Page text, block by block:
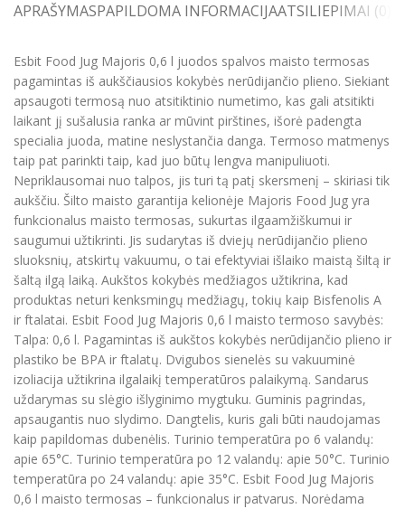
APRAŠYMASPAPILDOMA INFORMACIJAATSILIEPIMAI (0)
Esbit Food Jug Majoris 0,6 l juodos spalvos maisto termosas
pagamintas iš aukščiausios kokybės nerūdijančio plieno. Siekiant
apsaugoti termosą nuo atsitiktinio numetimo, kas gali atsitikti
laikant jį sušalusia ranka ar mūvint pirštines, išorė padengta
specialia juoda, matine neslystančia danga. Termoso matmenys
taip pat parinkti taip, kad juo būtų lengva manipuliuoti.
Nepriklausomai nuo talpos, jis turi tą patį skersmenį – skiriasi tik
aukščiu. Šilto maisto garantija kelionėje Majoris Food Jug yra
funkcionalus maisto termosas, sukurtas ilgaamžiškumui ir
saugumui užtikrinti. Jis sudarytas iš dviejų nerūdijančio plieno
sluoksnių, atskirtų vakuumu, o tai efektyviai išlaiko maistą šiltą ir
šaltą ilgą laiką. Aukštos kokybės medžiagos užtikrina, kad
produktas neturi kenksmingų medžiagų, tokių kaip Bisfenolis A
ir ftalatai. Esbit Food Jug Majoris 0,6 l maisto termoso savybės:
Talpa: 0,6 l. Pagamintas iš aukštos kokybės nerūdijančio plieno ir
plastiko be BPA ir ftalatų. Dvigubos sienelės su vakuuminė
izoliacija užtikrina ilgalaikį temperatūros palaikymą. Sandarus
uždarymas su slėgio išlyginimo mygtuku. Guminis pagrindas,
apsaugantis nuo slydimo. Dangtelis, kuris gali būti naudojamas
kaip papildomas dubenėlis. Turinio temperatūra po 6 valandų:
apie 65°C. Turinio temperatūra po 12 valandų: apie 50°C. Turinio
temperatūra po 24 valandų: apie 35°C. Esbit Food Jug Majoris
0,6 l maisto termosas – funkcionalus ir patvarus. Norėdama